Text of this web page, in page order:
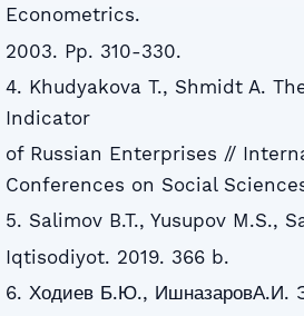
Econometrics.
2003. Pp. 310-330.
4. Khudyakova T., Shmidt A.
Indicator
of Russian Enterprises //
Conferences on Social
5. Salimov B.T., Yusupov M.S.,
Iqtisodiyot. 2019. 366 b.
6. Ходиев Б.Ю., ИшназаровА.И.